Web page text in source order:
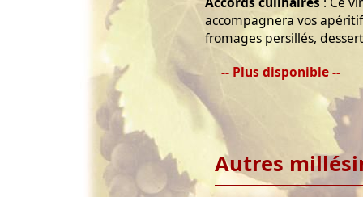
accompagnera vos
fromages persillés,
-- Plus disponible --
Autres